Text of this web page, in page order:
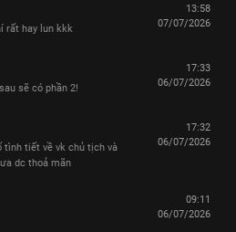
rất hay lun kkk
13:58
07/07/2026
sẽ có phần 2!
17:33
06/07/2026
tình tiết về vk chủ tịch và
dc thoả mãn
17:32
06/07/2026
09:11
06/07/2026